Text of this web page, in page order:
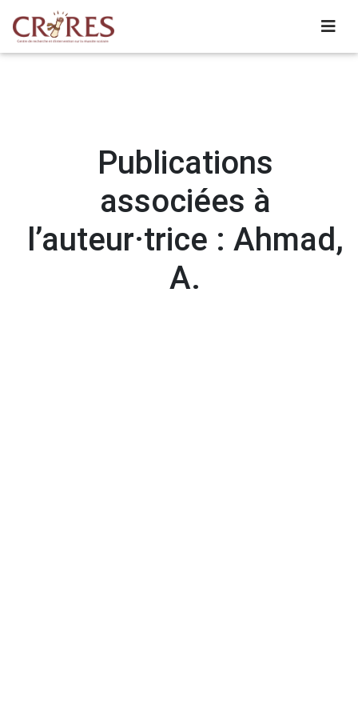
Publications
associées à
l’auteur·trice : Ahmad,
A.